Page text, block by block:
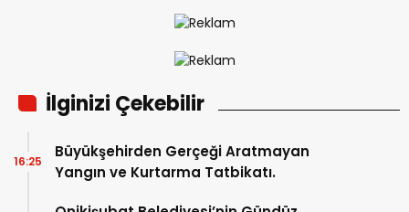
İlginizi Çekebilir
Büyükşehirden Gerçeği Aratmayan
Yangın ve Kurtarma Tatbikatı.
16:25